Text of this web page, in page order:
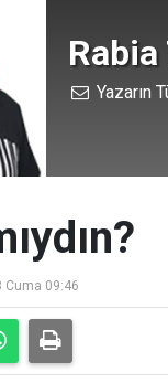
Yazarın
Cuma 09:46